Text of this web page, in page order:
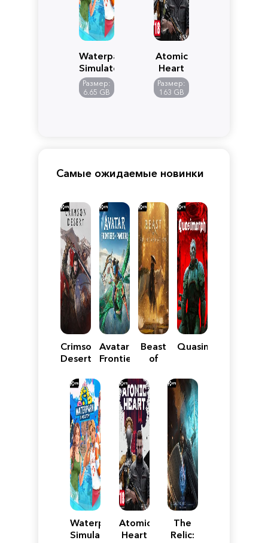
Waterpark
Simulator
Размер:
6.65 GB
Atomic
Heart
Размер:
163 GB
Самые ожидаемые новинки
Crimson
Desert
Avatar:
Frontiers
Pandora
Beast
of
Quasimorph
Waterpark
Simulator
Atomic
Heart
The
Relic: